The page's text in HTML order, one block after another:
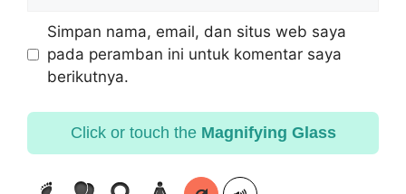
Simpan nama, email, dan situs web saya
pada peramban ini untuk komentar saya
berikutnya.
Click or touch the Magnifying Glass